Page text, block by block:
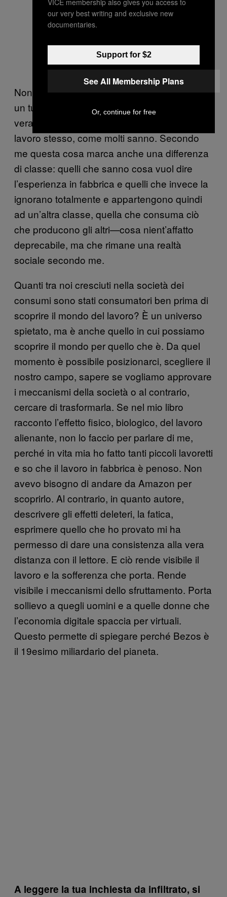
Nonostante ciò sì, non sono andato lì come
un turista e ho sperimentato l’alienazione
vera, che è legata in maniera ineluttabile al
lavoro stesso, come molti sanno. Secondo
me questa cosa marca anche una differenza
di classe: quelli che sanno cosa vuol dire
l’esperienza in fabbrica e quelli che invece la
ignorano totalmente e appartengono quindi
ad un’altra classe, quella che consuma ciò
che producono gli altri—cosa nient’affatto
deprecabile, ma che rimane una realtà
sociale secondo me.
Quanti tra noi cresciuti nella società dei
consumi sono stati consumatori ben prima di
scoprire il mondo del lavoro? È un universo
spietato, ma è anche quello in cui possiamo
scoprire il mondo per quello che è. Da quel
momento è possibile posizionarci, scegliere il
nostro campo, sapere se vogliamo approvare
i meccanismi della società o al contrario,
cercare di trasformarla. Se nel mio libro
racconto l’effetto fisico, biologico, del lavoro
alienante, non lo faccio per parlare di me,
perché in vita mia ho fatto tanti piccoli lavoretti
e so che il lavoro in fabbrica è penoso. Non
avevo bisogno di andare da Amazon per
scoprirlo. Al contrario, in quanto autore,
descrivere gli effetti deleteri, la fatica,
esprimere quello che ho provato mi ha
permesso di dare una consistenza alla vera
distanza con il lettore. E ciò rende visibile il
lavoro e la sofferenza che porta. Rende
visibile i meccanismi dello sfruttamento. Porta
sollievo a quegli uomini e a quelle donne che
l’economia digitale spaccia per virtuali.
Questo permette di spiegare perché Bezos è
il 19esimo miliardario del pianeta.
A leggere la tua inchiesta da infiltrato, si
our very best writing and exclusive new
documentaries.
Support for $2
See All Membership Plans
Or, continue for free